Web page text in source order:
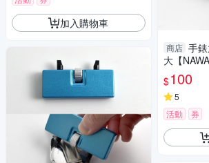
加入購物車
商店 手
大【
$100
5
活動
券